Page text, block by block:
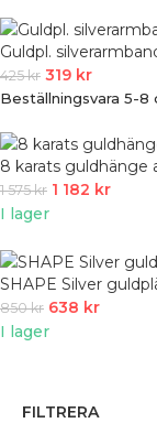
Guldpl.
425kr 319 kr
Beställningsvara 5-8
8 karats guldhänge
1 575kr 1 182 kr
I lager
SHAPE Silver
850kr 638 kr
I lager
FILTRERA